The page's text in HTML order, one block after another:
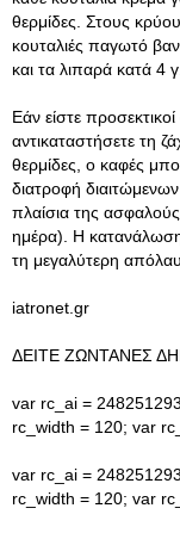
θερμίδες. Στους
κουταλιές παγωτό
και τα λιπαρά κατά 4
Εάν είστε
αντικαταστήσετε τη
θερμίδες, ο καφές
διατροφή
πλαίσια της
ημέρα). Η κατανάλωση
τη μεγαλύτερη
iatronet.gr
ΔΕΙΤΕ ΖΩΝΤΑΝΕΣ
var rc_ai =
rc_width = 120; var
var rc_ai =
rc_width = 120; var